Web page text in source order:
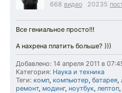
668 видео 20235
Все гениальное просто!!!
А нахрена платить больше? )))
Добавлено: 14 апреля 2011 в
Категория: Наука и техника
Теги: комп, компьютер, батарея,
ремонт, модинг, ноутбук, лептоп,